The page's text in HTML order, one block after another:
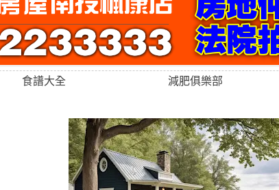
食譜大全 減肥俱樂部